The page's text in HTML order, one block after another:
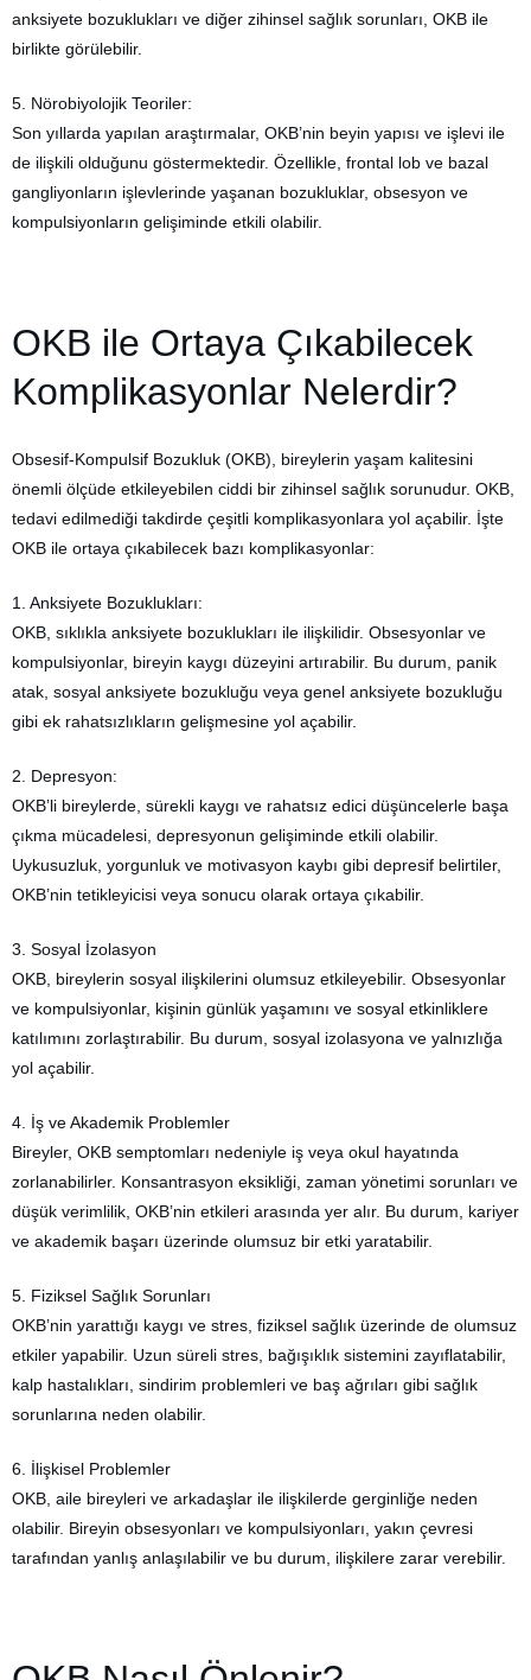
anksiyete bozuklukları ve diğer zihinsel sağlık sorunları, OKB ile
birlikte görülebilir.
5. Nörobiyolojik Teoriler:
Son yıllarda yapılan araştırmalar, OKB’nin beyin yapısı ve işlevi ile
de ilişkili olduğunu göstermektedir. Özellikle, frontal lob ve bazal
gangliyonların işlevlerinde yaşanan bozukluklar, obsesyon ve
kompulsiyonların gelişiminde etkili olabilir.
OKB ile Ortaya Çıkabilecek
Komplikasyonlar Nelerdir?
Obsesif-Kompulsif Bozukluk (OKB), bireylerin yaşam kalitesini
önemli ölçüde etkileyebilen ciddi bir zihinsel sağlık sorunudur. OKB,
tedavi edilmediği takdirde çeşitli komplikasyonlara yol açabilir. İşte
OKB ile ortaya çıkabilecek bazı komplikasyonlar:
1. Anksiyete Bozuklukları:
OKB, sıklıkla anksiyete bozuklukları ile ilişkilidir. Obsesyonlar ve
kompulsiyonlar, bireyin kaygı düzeyini artırabilir. Bu durum, panik
atak, sosyal anksiyete bozukluğu veya genel anksiyete bozukluğu
gibi ek rahatsızlıkların gelişmesine yol açabilir.
2. Depresyon:
OKB’li bireylerde, sürekli kaygı ve rahatsız edici düşüncelerle başa
çıkma mücadelesi, depresyonun gelişiminde etkili olabilir.
Uykusuzluk, yorgunluk ve motivasyon kaybı gibi depresif belirtiler,
OKB’nin tetikleyicisi veya sonucu olarak ortaya çıkabilir.
3. Sosyal İzolasyon
OKB, bireylerin sosyal ilişkilerini olumsuz etkileyebilir. Obsesyonlar
ve kompulsiyonlar, kişinin günlük yaşamını ve sosyal etkinliklere
katılımını zorlaştırabilir. Bu durum, sosyal izolasyona ve yalnızlığa
yol açabilir.
4. İş ve Akademik Problemler
Bireyler, OKB semptomları nedeniyle iş veya okul hayatında
zorlanabilirler. Konsantrasyon eksikliği, zaman yönetimi sorunları ve
düşük verimlilik, OKB’nin etkileri arasında yer alır. Bu durum, kariyer
ve akademik başarı üzerinde olumsuz bir etki yaratabilir.
5. Fiziksel Sağlık Sorunları
OKB’nin yarattığı kaygı ve stres, fiziksel sağlık üzerinde de olumsuz
etkiler yapabilir. Uzun süreli stres, bağışıklık sistemini zayıflatabilir,
kalp hastalıkları, sindirim problemleri ve baş ağrıları gibi sağlık
sorunlarına neden olabilir.
6. İlişkisel Problemler
OKB, aile bireyleri ve arkadaşlar ile ilişkilerde gerginliğe neden
olabilir. Bireyin obsesyonları ve kompulsiyonları, yakın çevresi
tarafından yanlış anlaşılabilir ve bu durum, ilişkilere zarar verebilir.